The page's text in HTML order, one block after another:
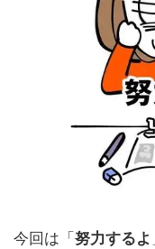
今回は「努力するよ